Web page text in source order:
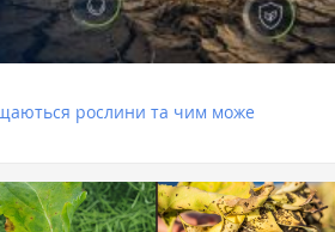
рослини та чим може